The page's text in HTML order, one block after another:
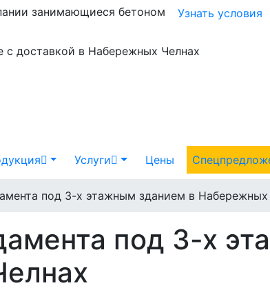
занимающиеся бетоном
Узнать условия
с доставкой в Набережных Челнах
Услуги Цены
под 3-х этажным зданием в Набережных
под 3-х